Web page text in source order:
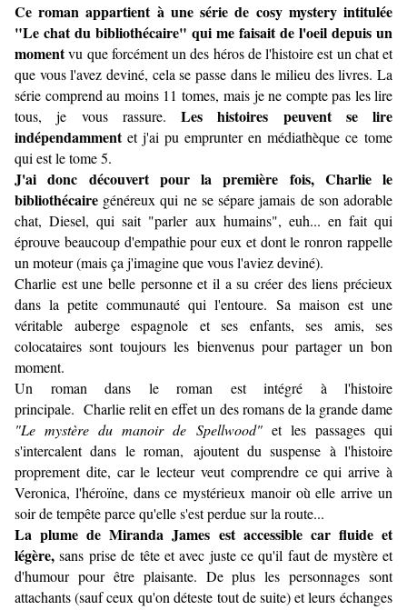
Ce roman appartient à une série de cosy mystery intitulée
"Le chat du bibliothécaire" qui me faisait de l'oeil depuis un
momentvu que forcément un des héros de l'histoire est un chat et
que vous l'avez deviné, cela se passe dans le milieu des livres. La
série comprend au moins 11 tomes, mais je ne compte pas les lire
tous, je vous rassure. Les histoires peuvent se lire
indépendammentet j'ai pu emprunter en médiathèque ce tome
qui est le tome 5.
J'ai donc découvert pour la première fois, Charlie le
bibliothécaire généreux qui ne se sépare jamais de son adorable
chat, Diesel, qui sait "parler aux humains", euh... en fait qui
éprouve beaucoup d'empathie pour eux et dont le ronron rappelle
un moteur (mais ça j'imagine que vous l'aviez deviné).
Charlie est une belle personne et il a su créer des liens précieux
dans la petite communauté qui l'entoure. Sa maison est une
véritable auberge espagnole et ses enfants, ses amis, ses
colocataires sont toujours les bienvenus pour partager un bon
moment.
Un roman dans le roman est intégré à l'histoire
principale. Charlie relit en effet un des romans de la grande dame
"Le mystère du manoir de Spellwood"et les passages qui
s'intercalent dans le roman, ajoutent du suspense à l'histoire
proprement dite, car le lecteur veut comprendre ce qui arrive à
Veronica, l'héroïne, dans ce mystérieux manoir où elle arrive un
soir de tempête parce qu'elle s'est perdue sur la route...
La plume de Miranda James est accessible car fluide et
légère, sans prise de tête et avec juste ce qu'il faut de mystère et
d'humour pour être plaisante. De plus les personnages sont
attachants (sauf ceux qu'on déteste tout de suite) et leurs échanges